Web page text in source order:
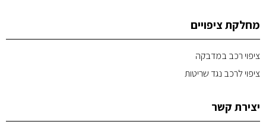
מחלקת ציפויים
ציפוי רכב במדבקה
ציפוי לרכב נגד שריטות
יצירת קשר